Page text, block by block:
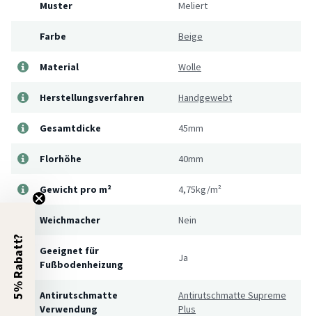
Muster Meliert
Farbe Beige
Material Wolle
Herstellungsverfahren Handgewebt
Gesamtdicke 45mm
Florhöhe 40mm
Gewicht pro m² 4,75kg/m²
Weichmacher Nein
Geeignet für
Fußbodenheizung
Ja
Antirutschmatte
Verwendung
Antirutschmatte Supreme
Plus
5% Rabatt?